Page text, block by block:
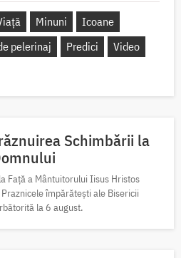
Minuni
Icoane
pelerinaj Predici
Video
Schimbării la
Față a Mântuitorului Iisus Hristos
împărătești ale Bisericii
la 6 august.